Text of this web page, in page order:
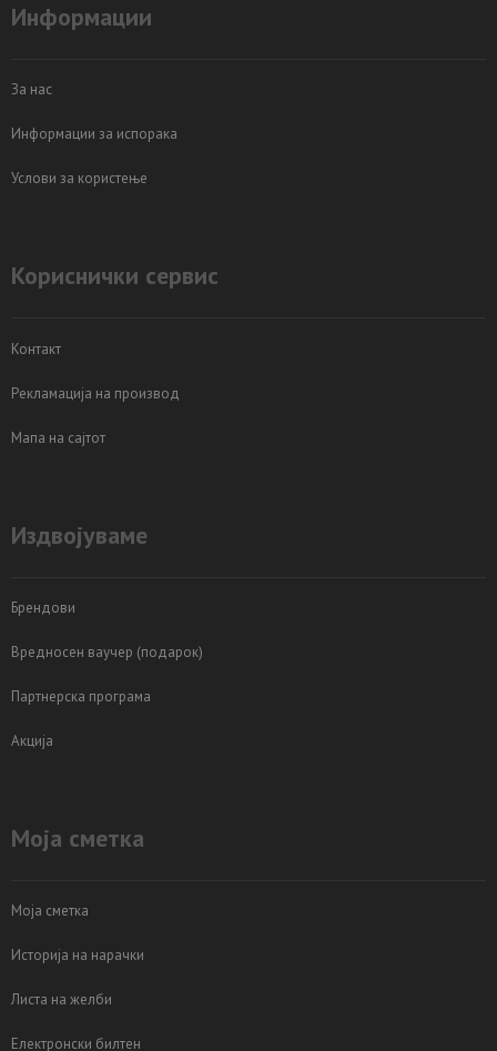
Информации
За нас
Информации за испорака
Услови за користење
Кориснички сервис
Контакт
Рекламација на производ
Мапа на сајтот
Издвојуваме
Брендови
Вредносен ваучер (подарок)
Партнерска програма
Акција
Моја сметка
Моја сметка
Историја на нарачки
Листа на желби
Електронски билтен